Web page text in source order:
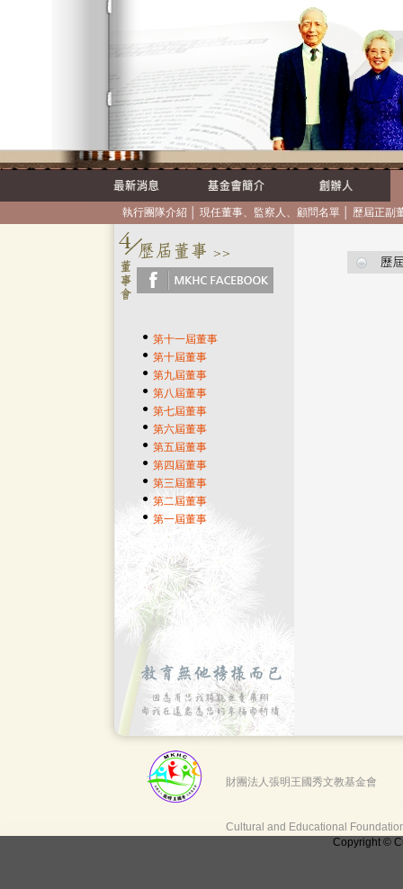
執行團隊介紹 現任董事、監察人、顧問名單│ 歷屆正副
● 第十一屆董事
● 第十屆董事
● 第九屆董事
● 第八屆董事
● 第七屆董事
● 第六屆董事
● 第五屆董事
● 第四屆董事
● 第三屆董事
● 第二屆董事
● 第一屆董事
財團法人張明王國秀文教基金會
Cultural and Educational
Copyright ©